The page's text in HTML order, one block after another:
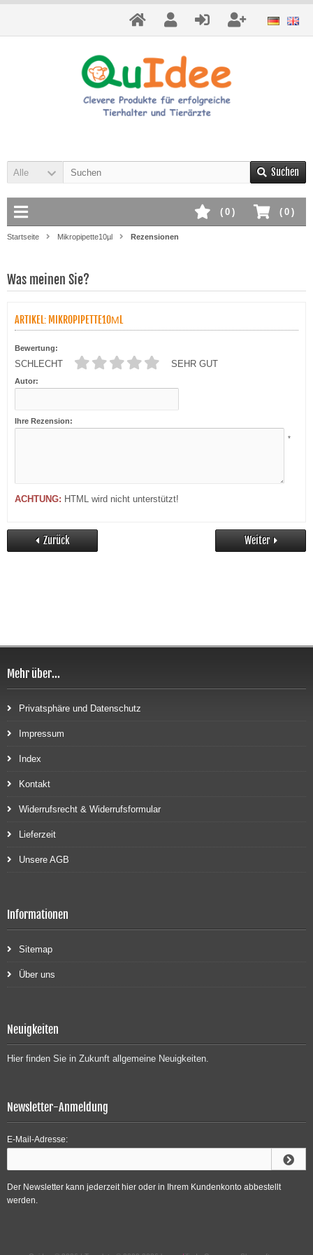
Alle Suchen
( 0 )
( 0 )
Startseite Mikropipette10µl Rezensionen
Was meinen Sie?
ARTIKEL: MIKROPIPETTE10ΜL
Bewertung:
SCHLECHT SEHR GUT
Autor:
Ihre Rezension:
*
ACHTUNG: HTML wird nicht unterstützt!
Zurück Weiter
Mehr über...
Privatsphäre und Datenschutz
Impressum
Index
Kontakt
Widerrufsrecht & Widerrufsformular
Lieferzeit
Unsere AGB
Informationen
Sitemap
Über uns
Neuigkeiten
Hier finden Sie in Zukunft allgemeine Neuigkeiten.
Newsletter-Anmeldung
E-Mail-Adresse:
Der Newsletter kann jederzeit hier oder in Ihrem Kundenkonto abbestellt
werden.